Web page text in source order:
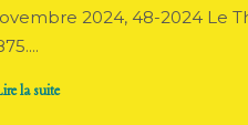
2024, 48-2024 Le
la suite